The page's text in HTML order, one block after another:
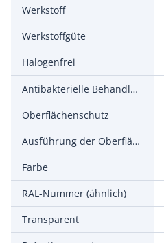
Werkstoff
Werkstoffgüte
Halogenfrei
Antibakterielle Behandlung
Oberflächenschutz
Ausführung der Oberfläche
Farbe
RAL-Nummer (ähnlich)
Transparent